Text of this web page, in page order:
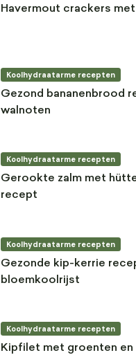
Havermout crackers met
Koolhydraatarme recepten
Gezond bananenbrood
walnoten
Koolhydraatarme recepten
Gerookte zalm met
recept
Koolhydraatarme recepten
Gezonde kip-kerrie
bloemkoolrijst
Koolhydraatarme recepten
Kipfilet met groenten en